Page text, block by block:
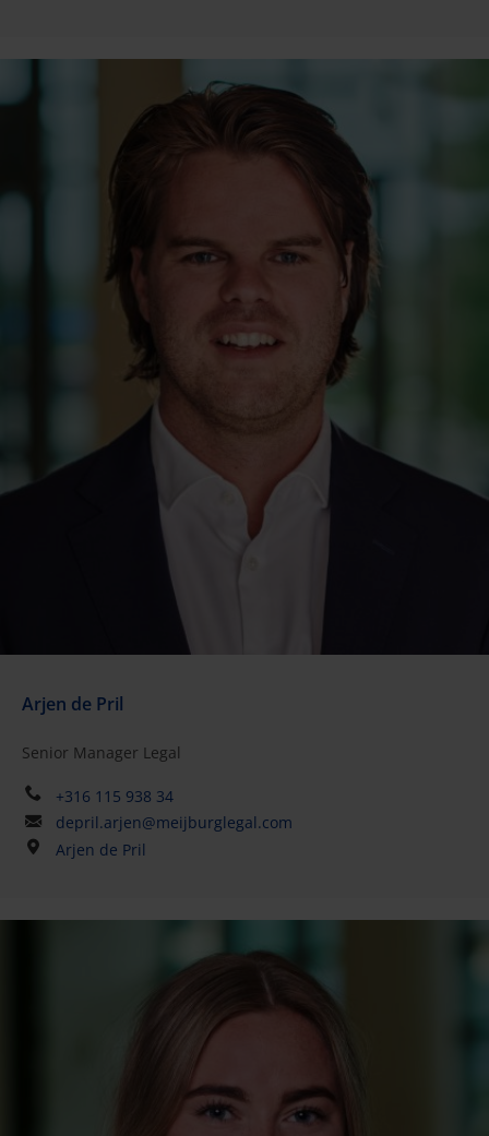
Arjen de Pril
Senior Manager Legal
+316 115 938 34
depril.arjen@meijburglegal.com
Arjen de Pril